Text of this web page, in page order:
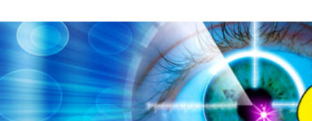
to
contentvinivida.lk